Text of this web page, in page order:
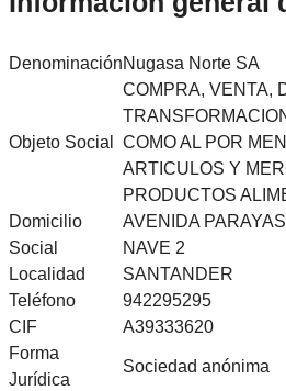
DenominaciónNugasa Norte SA
Objeto Social
COMPRA, VENTA,
COMO AL POR
ARTICULOS Y
PRODUCTOS
Domicilio
Social
AVENIDA
NAVE 2
Localidad
SANTANDER
Teléfono
942295295
CIF
A39333620
Forma
Jurídica
Sociedad anónima